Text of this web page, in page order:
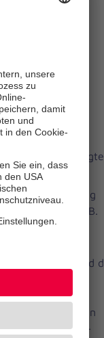
der Entlassung
Einrichtung (z. B.
im Lebensumfeld
Integration zu
für ein
Die Kosten
Westfalen-